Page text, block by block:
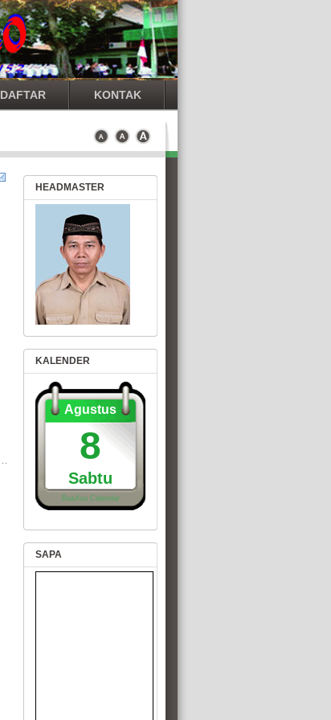
DAFTAR KONTAK
HEADMASTER
KALENDER
Agustus
8
Sabtu
BuaXua Calendar
SAPA